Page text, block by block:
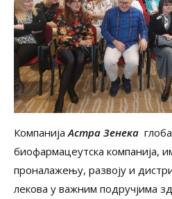
Компанија Астра Зенека
биофармацеутска компанија,
проналажењу, развоју и
лекова у важним подручјима